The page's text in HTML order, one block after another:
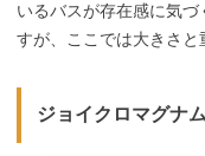
いるバスが存在感に気
すが、ここでは大きさと
ジョイクロマグナ